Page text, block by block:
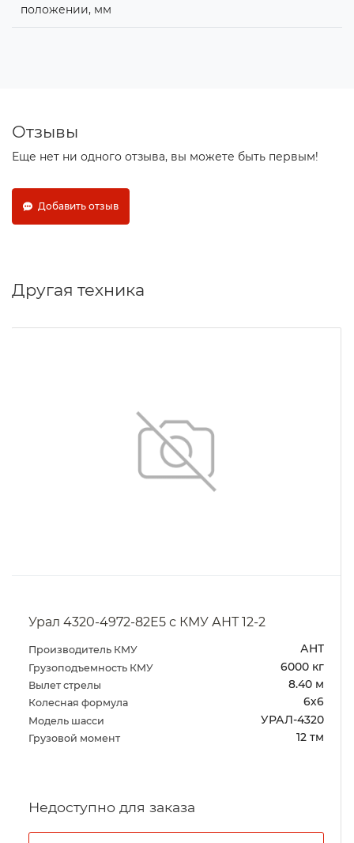
положении, мм
Отзывы
Еще нет ни одного отзыва, вы можете быть первым!
Добавить отзыв
Другая техника
Урал 4320-4972-82Е5 с КМУ АНТ 12-2
Производитель КМУ АНТ
Грузоподъемность КМУ 6000 кг
Вылет стрелы 8.40 м
Колесная формула 6х6
Модель шасси УРАЛ-4320
Грузовой момент 12 тм